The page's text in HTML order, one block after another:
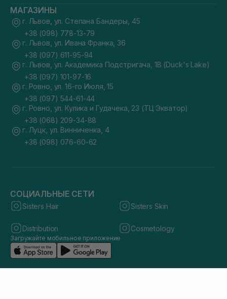
МАГАЗИНЫ
г. Львов, ул. Степана Бандеры, 45
+38 (098) 778-13-79
г. Львов, ул. Ивана Франка, 36
+38 (097) 611-95-94
г. Львов, ул. Академика Подстригача, 1В (Duck's Lake)
+38 (097) 101-97-16
г. Ровно, ул. 16-го Июля, 15
+38 (097) 544-61-44
г. Ровно, ул. Кулика и Гудачека, 23 (ТЦ Экватор)
+38 (068) 209-34-88
г. Луцк, ул. Винниченка, 4
+38 (098) 076-60-62
СОЦИАЛЬНЫЕ СЕТИ
Sisters Hair Sisters Skin
Distribution Cosmetology
Загружайте мобильное приложение